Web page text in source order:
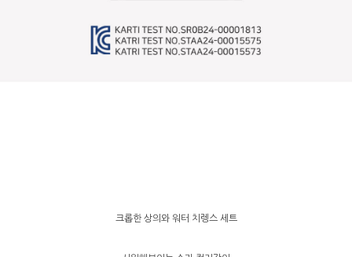
크롭한 상의와 워터 치렝스 세트